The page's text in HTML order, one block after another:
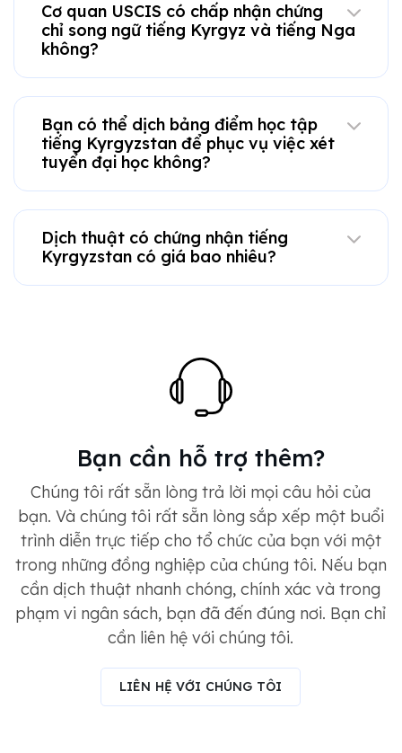
Cơ quan USCIS có chấp nhận chứng
chỉ song ngữ tiếng Kyrgyz và tiếng Nga
không?
Bạn có thể dịch bảng điểm học tập
tiếng Kyrgyzstan để phục vụ việc xét
tuyển đại học không?
Dịch thuật có chứng nhận tiếng
Kyrgyzstan có giá bao nhiêu?
Bạn cần hỗ trợ thêm?
Chúng tôi rất sẵn lòng trả lời mọi câu hỏi của
bạn. Và chúng tôi rất sẵn lòng sắp xếp một buổi
trình diễn trực tiếp cho tổ chức của bạn với một
trong những đồng nghiệp của chúng tôi. Nếu bạn
cần dịch thuật nhanh chóng, chính xác và trong
phạm vi ngân sách, bạn đã đến đúng nơi. Bạn chỉ
cần liên hệ với chúng tôi.
LIÊN HỆ VỚI CHÚNG TÔI